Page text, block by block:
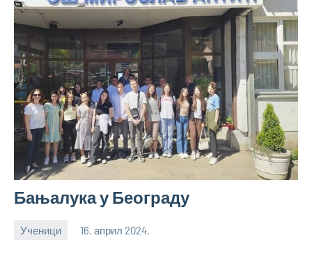
Бањалука у Београду
Ученици 16. април 2024.
bstankovic